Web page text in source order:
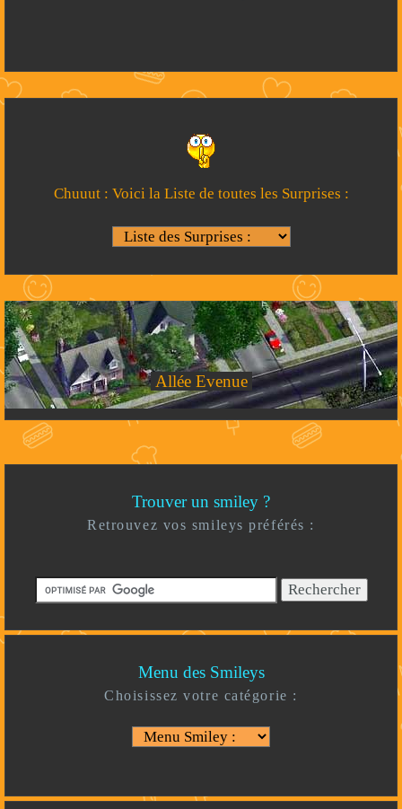
Chuuut : Voici la Liste de toutes les Surprises :
Allée Evenue
Trouver un smiley ?
Retrouvez vos smileys préférés :
Menu des Smileys
Choisissez votre catégorie :